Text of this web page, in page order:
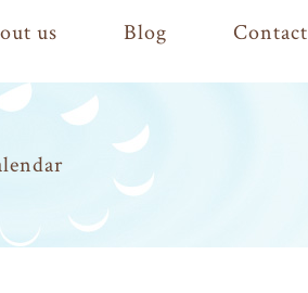
us Blog Contact